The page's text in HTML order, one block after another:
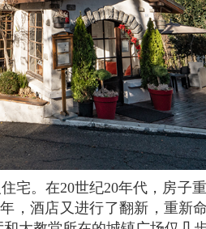
，酒店又进行了翻新，重新